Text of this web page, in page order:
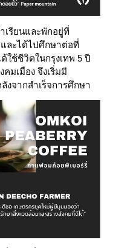
เรียนและพักอยู่ที่
และได้ไปศึกษาต่อที่
ใช้ชีวิตในกรุงเทพ 5 ปี
มเมือง จึงเริ่มมี
จากสำเร็จการศึกษา